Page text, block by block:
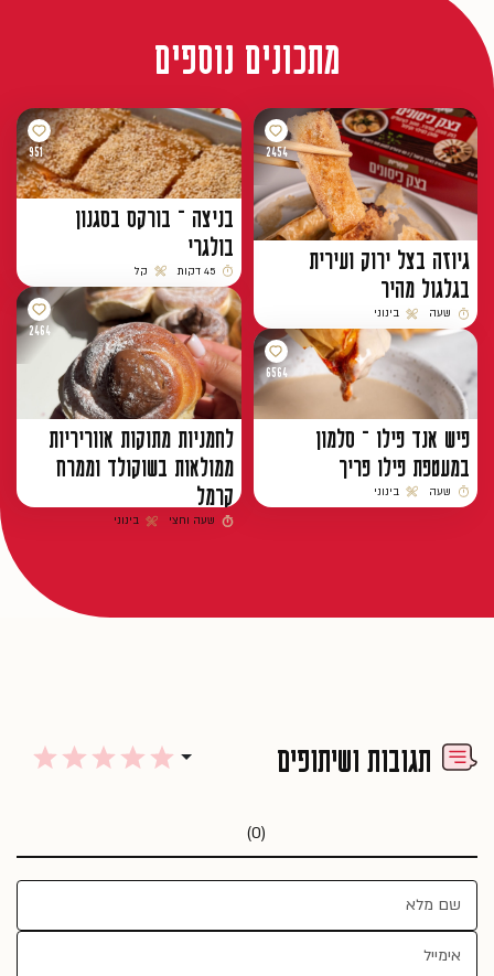
מתכונים נוספים
2454
גיוזה בצל ירוק ועירית
בגלגול מהיר
זמן הכנה
שעה
רמת קושי
בינוני
951
בניצה – בורקס בסגנון
בולגרי
זמן הכנה
45 דקות
רמת קושי
קל
6564
פיש אנד פילו – סלמון
במעטפת פילו פריך
זמן הכנה
שעה
רמת קושי
בינוני
2464
לחמניות מתוקות אווריריות
ממולאות בשוקולד וממרח
קרמל
זמן הכנה
שעה וחצי
רמת קושי
בינוני
תגובות ושיתופים
(0)